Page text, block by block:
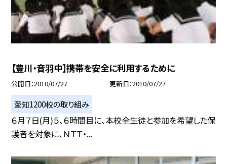
【豊川・音羽中】携帯を安全に利用するために
公開日 2010/07/27 更新日 2010/07/27
愛知1200校の取り組み
６月７日(月)５、６時間目に、本校全生徒と参加を希望した保
護者を対象に、ＮＴＴ・...